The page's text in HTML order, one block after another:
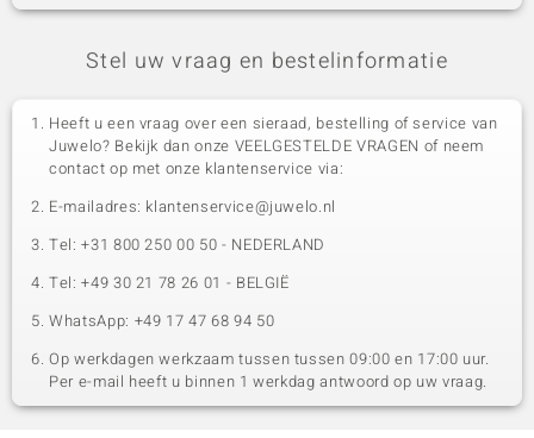
Stel uw vraag en bestelinformatie
Heeft u een vraag over een sieraad, bestelling of service van
Juwelo? Bekijk dan onze VEELGESTELDE VRAGEN of neem
contact op met onze klantenservice via:
E-mailadres: klantenservice@juwelo.nl
Tel: +31 800 250 00 50 - NEDERLAND
Tel: +49 30 21 78 26 01 - BELGIË
WhatsApp: +49 17 47 68 94 50
Op werkdagen werkzaam tussen tussen 09:00 en 17:00 uur.
Per e-mail heeft u binnen 1 werkdag antwoord op uw vraag.